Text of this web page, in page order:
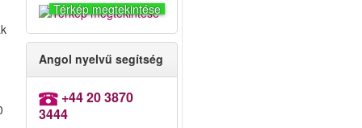
Térkép megtekintése
Angol nyelvű segítség
+44 20 3870
3444